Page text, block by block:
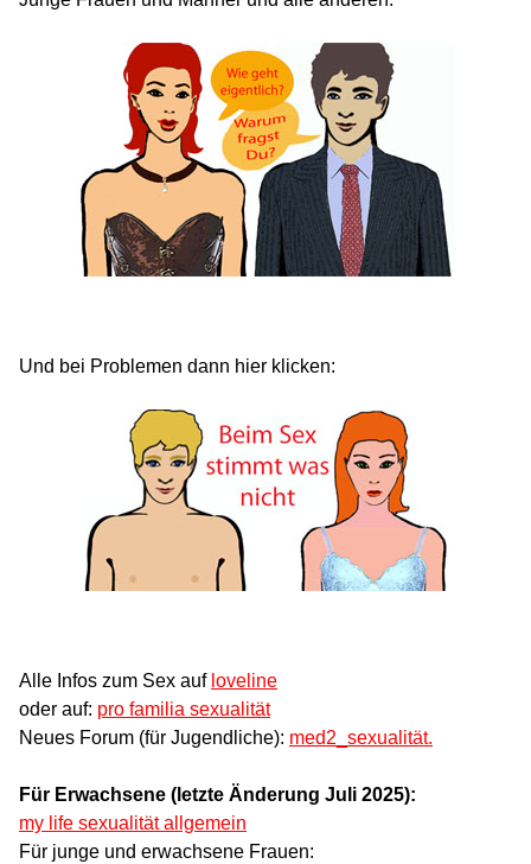
Und bei Problemen dann hier klicken:
Alle Infos zum Sex auf loveline
oder auf: pro familia sexualität
Neues Forum (für Jugendliche): med2_sexualität.
Für Erwachsene (letzte Änderung Juli 2025):
my life sexualität allgemein
Für junge und erwachsene Frauen: